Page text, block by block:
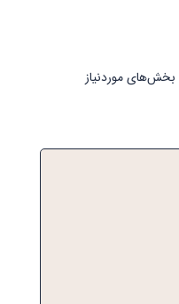
بخش‌های موردنیاز